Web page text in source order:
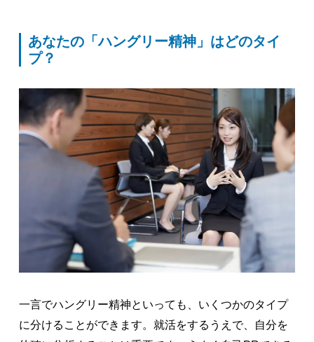
あなたの「ハングリー精神」はどのタイ
プ？
一言でハングリー精神といっても、いくつかのタイプ
に分けることができます。就活をするうえで、自分を